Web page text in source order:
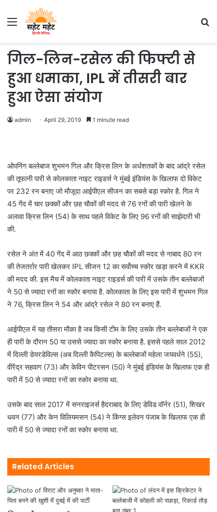
Menu
गिल-लिन-रसेल की फिफ्टी से
हुआ धमाका, IPL में तीसरी बार
हुआ ऐसा संयोग
admin April 29, 2019 1 minute read
ओपनिंग बल्लेबाज शुभमन गिल और क्रिस लिन के अर्धशतकों के बाद आंद्रे रसेल
की तूफानी पारी से कोलकाता नाइट राइडर्स ने मुंबई इंडियंस के खिलाफ दो विकेट
पर 232 रन बनाए जो मौजूदा आईपीएल सीजन का सबसे बड़ा स्कोर है. गिल ने
45 गेंद में चार छक्कों और छह चौकों की मदद से 76 रनों की पारी खेलने के
अलावा क्रिस लिन (54) के साथ पहले विकेट के लिए 96 रनों की साझेदारी भी
की.
रसेल ने अंत में 40 गेंद में आठ छक्कों और छह चौकों की मदद से नाबाद 80 रन
की तेजतर्रार पारी खेलकर IPL सीजन 12 का सर्वोच्च स्कोर खड़ा करने में KKR
की मदद की. इस मैच में कोलकाता नाइट राइडर्स की पारी में उसके तीन बल्लेबाजों
ने 50 से ज्यादा रनों का स्कोर बनाया है. कोलकाता के लिए इस पारी में शुभमन गिल
ने 76, क्रिस लिन ने 54 और आंद्रे रसेल ने 80 रन बनाए हैं.
आईपीएल में यह तीसरा मौका है जब किसी टीम के लिए उसके तीन बल्लेबाजों ने एक
ही पारी के दौरान 50 या उससे ज्यादा का स्कोर बनाया है. इससे पहले साल 2012
में दिल्ली डेयरडेविल्स (अब दिल्ली कैपिटल्स) के बल्लेबाजों महेला जयवर्धने (55),
वीरेंद्र सहवाग (73) और केविन पीटरसन (50) ने मुंबई इंडियंस के खिलाफ एक ही
पारी में 50 से ज्यादा रनों का स्कोर बनाया था.
उसके बाद साल 2017 में सनराइजर्स हैदराबाद के लिए डेविड वॉर्नर (51), शिखर
धवन (77) और केन विलियमसन (54) ने किंग्स इलेवन पंजाब के खिलाफ एक ही
पारी में 50 से ज्यादा रनों का स्कोर बनाया था.
Related Articles